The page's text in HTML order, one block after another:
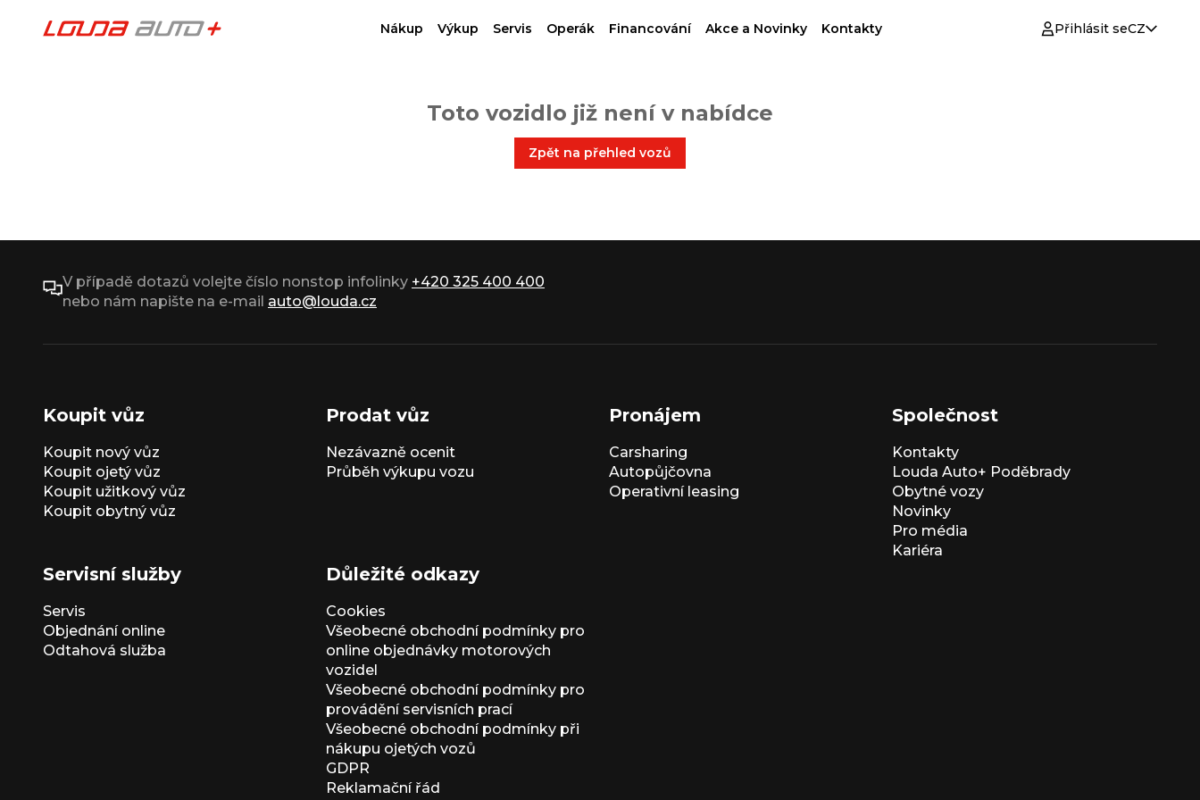
Nákup Výkup Servis Operák Financování Akce a Novinky Kontakty Přihlásit seCZ
Toto vozidlo již není v nabídce
Zpět na přehled vozů
V případě dotazů volejte číslo nonstop infolinky +420 325 400 400
nebo nám napište na e-mail auto@louda.cz
Koupit vůz
Koupit nový vůz
Koupit ojetý vůz
Koupit užitkový vůz
Koupit obytný vůz
Prodat vůz
Nezávazně ocenit
Průběh výkupu vozu
Pronájem
Carsharing
Autopůjčovna
Operativní leasing
Společnost
Kontakty
Louda Auto+ Poděbrady
Obytné vozy
Novinky
Pro média
Kariéra
Servisní služby
Servis
Objednání online
Odtahová služba
Důležité odkazy
Cookies
Všeobecné obchodní podmínky pro
online objednávky motorových
vozidel
Všeobecné obchodní podmínky pro
provádění servisních prací
Všeobecné obchodní podmínky při
nákupu ojetých vozů
GDPR
Reklamační řád